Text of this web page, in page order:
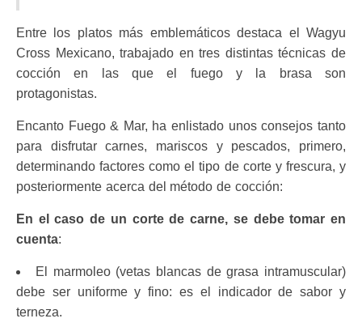
Entre los platos más emblemáticos destaca el Wagyu
Cross Mexicano, trabajado en tres distintas técnicas de
cocción en las que el fuego y la brasa son
protagonistas.
Encanto Fuego & Mar, ha enlistado unos consejos tanto
para disfrutar carnes, mariscos y pescados, primero,
determinando factores como el tipo de corte y frescura, y
posteriormente acerca del método de cocción:
En el caso de un corte de carne, se debe tomar en
cuenta:
El marmoleo (vetas blancas de grasa intramuscular)
debe ser uniforme y fino: es el indicador de sabor y
terneza.